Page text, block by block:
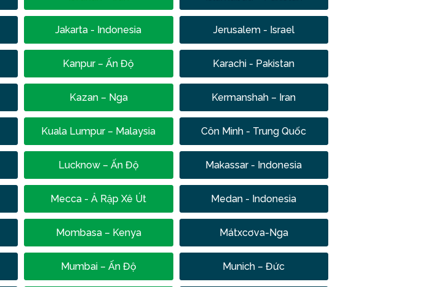
Jakarta - Indonesia Jerusalem - Israel
Kanpur – Ấn Độ Karachi - Pakistan
Kazan – Nga Kermanshah – Iran
Kuala Lumpur – Malaysia Côn Minh - Trung Quốc
Lucknow – Ấn Độ Makassar - Indonesia
Mecca - Ả Rập Xê Út Medan - Indonesia
Mombasa – Kenya Mátxcơva-Nga
Mumbai – Ấn Độ Munich – Đức